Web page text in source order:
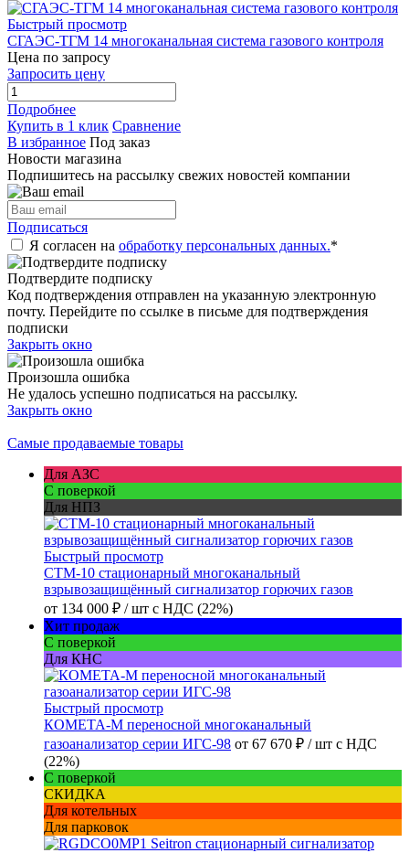
Быстрый просмотр
СГАЭС-ТГМ 14 многоканальная система газового контроля
Цена по запросу
Запросить цену
Подробнее
Купить в 1 клик Сравнение
В избранное Под заказ
Новости магазина
Подпишитесь на рассылку свежих новостей компании
Подписаться
Я согласен на обработку персональных данных.*
Подтвердите подписку
Код подтверждения отправлен на указанную электронную
почту. Перейдите по ссылке в письме для подтверждения
подписки
Закрыть окно
Произошла ошибка
Не удалось успешно подписаться на рассылку.
Закрыть окно
Самые продаваемые товары
Для АЗС
С поверкой
Для НПЗ
Быстрый просмотр
СТМ-10 стационарный многоканальный
взрывозащищённый сигнализатор горючих газов
от 134 000 ₽ / шт с НДС (22%)
Хит продаж
С поверкой
Для КНС
Быстрый просмотр
КОМЕТА-М переносной многоканальный
газоанализатор серии ИГС-98 от 67 670 ₽ / шт с НДС
(22%)
С поверкой
СКИДКА
Для котельных
Для парковок